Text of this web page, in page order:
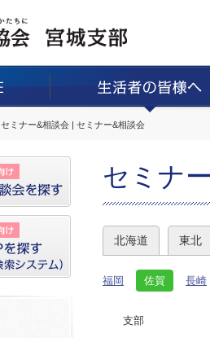
セミナー&相談会 | セミナー&相談会
セミナ
北海道 東北
福岡 佐賀 長崎
支部